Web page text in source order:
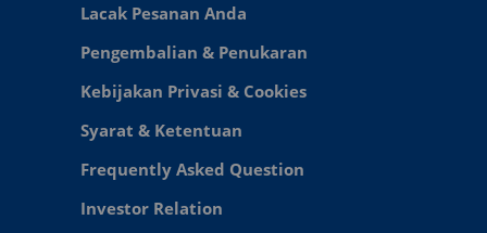
Lacak Pesanan Anda
Pengembalian & Penukaran
Kebijakan Privasi & Cookies
Syarat & Ketentuan
Frequently Asked Question
Investor Relation